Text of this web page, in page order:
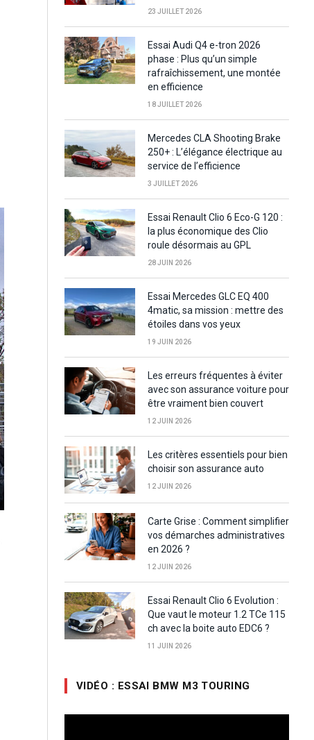
23 JUILLET 2026
Essai Audi Q4 e-tron 2026
phase : Plus qu’un simple
rafraîchissement, une montée
en efficience
18 JUILLET 2026
Mercedes CLA Shooting Brake
250+ : L’élégance électrique au
service de l’efficience
3 JUILLET 2026
Essai Renault Clio 6 Eco-G 120 :
la plus économique des Clio
roule désormais au GPL
28 JUIN 2026
Essai Mercedes GLC EQ 400
4matic, sa mission : mettre des
étoiles dans vos yeux
19 JUIN 2026
Les erreurs fréquentes à éviter
avec son assurance voiture pour
être vraiment bien couvert
12 JUIN 2026
Les critères essentiels pour bien
choisir son assurance auto
12 JUIN 2026
Carte Grise : Comment simplifier
vos démarches administratives
en 2026 ?
12 JUIN 2026
Essai Renault Clio 6 Evolution :
Que vaut le moteur 1.2 TCe 115
ch avec la boite auto EDC6 ?
11 JUIN 2026
VIDÉO : ESSAI BMW M3 TOURING